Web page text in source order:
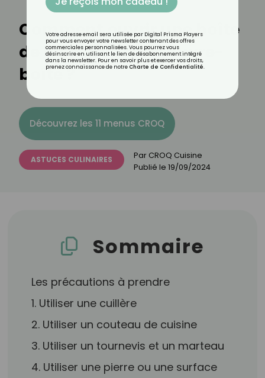
Comment ouvrir une boîte
de conserve sans ouvre-
boîte ?
Découvrez les 11 menus CROQ
ASTUCES CULINAIRES Par CROQ Cuisine
Publié le 19/09/2024
Sommaire
Les précautions à prendre
1. Utiliser une cuillère
2. Utiliser un couteau de cuisine
3. Utiliser un tournevis et un marteau
4. Utiliser une pierre ou une surface
Votre adresse email sera utilisée par Digital Prisma Players
pour vous envoyer votre newsletter contenant des offres
commerciales personnalisées. Vous pourrez vous
désinscrire en utilisant le lien de désabonnement intégré
dans la newsletter. Pour en savoir plus et exercer vos droits,
prenez connaissance de notre Charte de Confidentialité.